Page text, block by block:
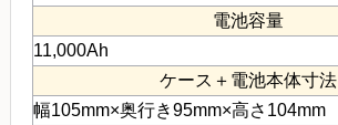
電池容量
11,000Ah
ケース＋電池本体寸法
幅105mm×奥行き95mm×高さ104mm